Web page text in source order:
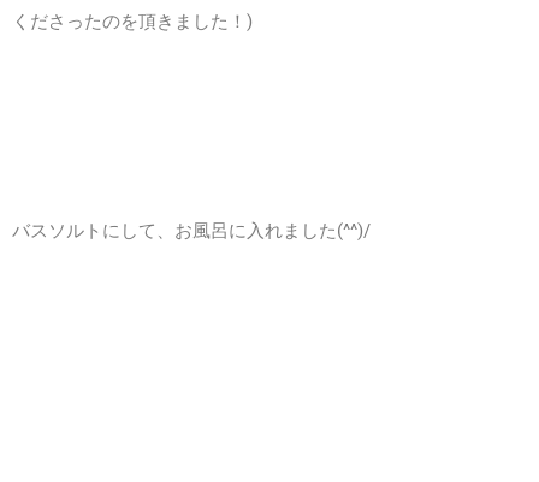
くださったのを頂きました！)
バスソルトにして、お風呂に入れました(^^)/